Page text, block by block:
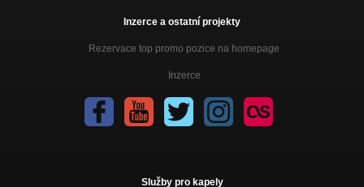
Inzerce a ostatní projekty
Rezervace top promo pozice na homepage
Inzerce
Služby pro kapely